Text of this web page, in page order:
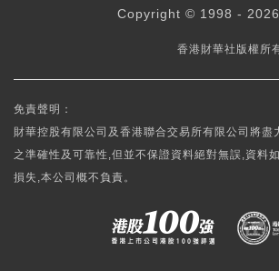
Copyright © 1998 - 2026
香港財華社版權所
免責聲明：
財華控股有限公司及香港聯合交易所有限公司將盡
之準確性及可靠性,但並不保證資料絕對無誤,資料
損失,本公司概不負責。